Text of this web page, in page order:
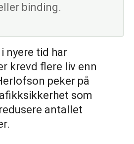
binding.
nyere tid har
krevd flere liv enn
peker på
som
antallet